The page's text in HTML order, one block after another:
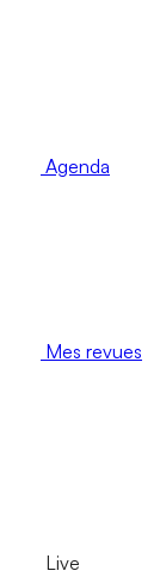
Agenda
Mes revues
Live